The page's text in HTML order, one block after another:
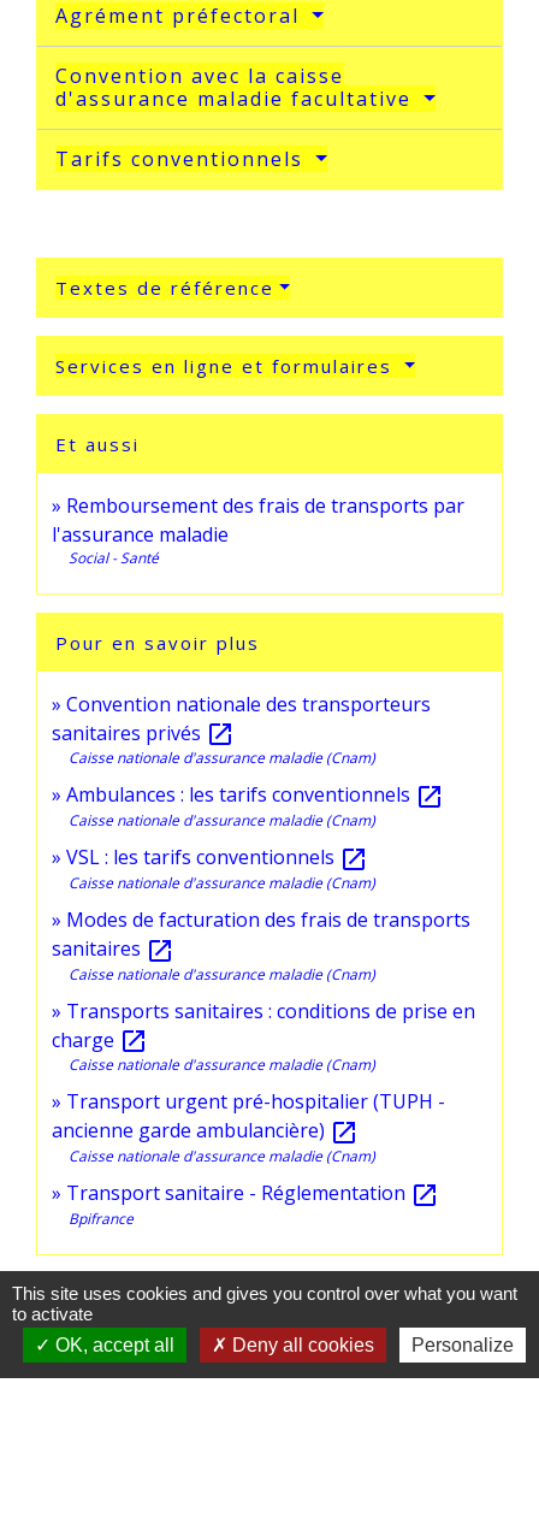
Agrément préfectoral
Convention avec la caisse
d'assurance maladie facultative
Tarifs conventionnels
Textes de référence
Services en ligne et formulaires
Et aussi
Remboursement des frais de transports par
l'assurance maladie
Social - Santé
Pour en savoir plus
Convention nationale des transporteurs
sanitaires privés open_in_new
Caisse nationale d'assurance maladie (Cnam)
Ambulances : les tarifs conventionnels open_in_new
Caisse nationale d'assurance maladie (Cnam)
VSL : les tarifs conventionnels open_in_new
Caisse nationale d'assurance maladie (Cnam)
Modes de facturation des frais de transports
sanitaires open_in_new
Caisse nationale d'assurance maladie (Cnam)
Transports sanitaires : conditions de prise en
charge open_in_new
Caisse nationale d'assurance maladie (Cnam)
Transport urgent pré-hospitalier (TUPH -
ancienne garde ambulancière) open_in_new
Caisse nationale d'assurance maladie (Cnam)
Transport sanitaire - Réglementation open_in_new
Bpifrance
Signaler une erreur sur cette page
This site uses cookies and gives you control over what you want
to activate
OK, accept all
Deny all cookies Personalize